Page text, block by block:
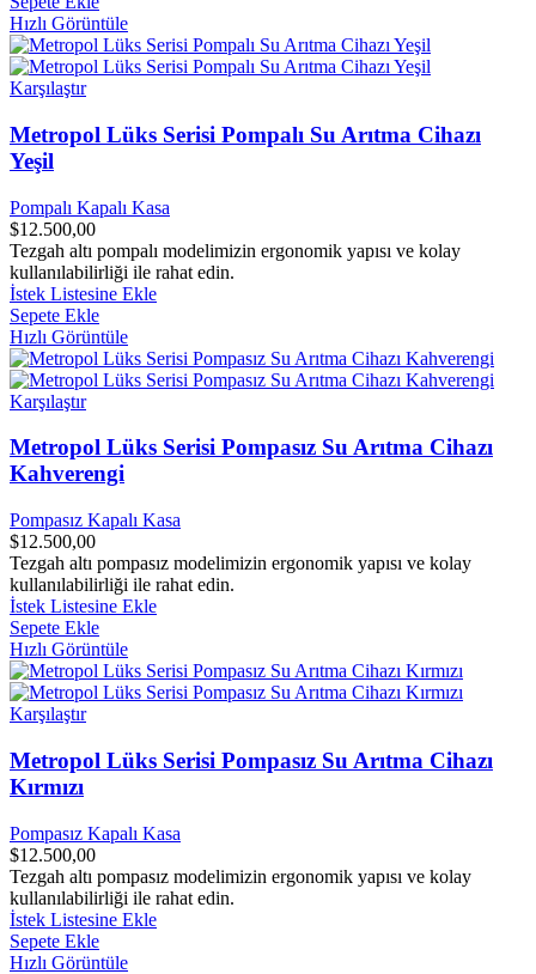
Hızlı Görüntüle
Karşılaştır
Metropol Lüks Serisi Pompalı Su Arıtma Cihazı
Yeşil
Pompalı Kapalı Kasa
$12.500,00
Tezgah altı pompalı modelimizin ergonomik yapısı ve kolay
kullanılabilirliği ile rahat edin.
İstek Listesine Ekle
Sepete Ekle
Hızlı Görüntüle
Karşılaştır
Metropol Lüks Serisi Pompasız Su Arıtma Cihazı
Kahverengi
Pompasız Kapalı Kasa
$12.500,00
Tezgah altı pompasız modelimizin ergonomik yapısı ve kolay
kullanılabilirliği ile rahat edin.
İstek Listesine Ekle
Sepete Ekle
Hızlı Görüntüle
Karşılaştır
Metropol Lüks Serisi Pompasız Su Arıtma Cihazı
Kırmızı
Pompasız Kapalı Kasa
$12.500,00
Tezgah altı pompasız modelimizin ergonomik yapısı ve kolay
kullanılabilirliği ile rahat edin.
İstek Listesine Ekle
Sepete Ekle
Hızlı Görüntüle